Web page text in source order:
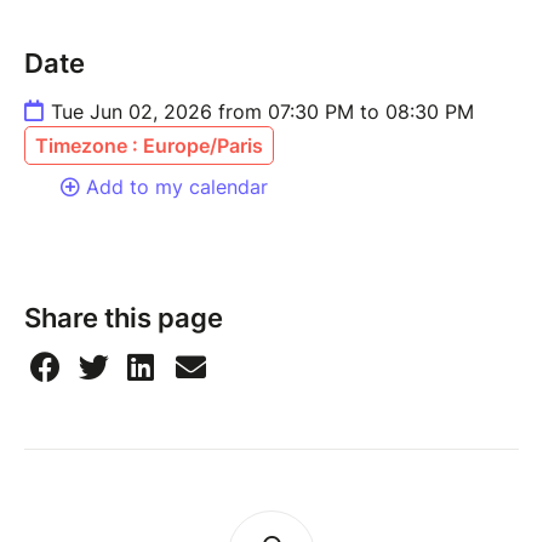
Date
Tue Jun 02, 2026 from 07:30 PM to 08:30 PM
Timezone : Europe/Paris
Add to my calendar
Share this page